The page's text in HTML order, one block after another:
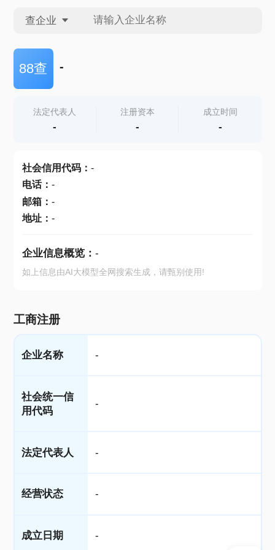
查企业
查企业
查产地
88查 -
法定代表人
-
注册资本
-
成立时间
-
社会信用代码： -
电话： -
邮箱： -
地址： -
企业信息概览： -
如上信息由AI大模型全网搜索生成，请甄别使用!
工商注册
企业名称 -
社会统一信
用代码
-
法定代表人 -
经营状态 -
成立日期 -